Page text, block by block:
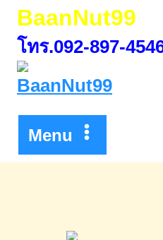
BaanNut99
โทร.092-897-
Menu